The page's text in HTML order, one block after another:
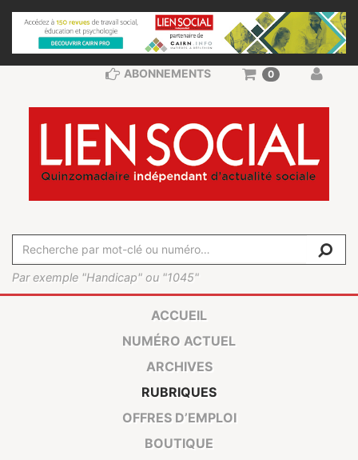
Par exemple "Handicap" ou "1045"
ABONNEMENTS 0
ACCUEIL
NUMÉRO ACTUEL
ARCHIVES
RUBRIQUES
OFFRES D’EMPLOI
BOUTIQUE